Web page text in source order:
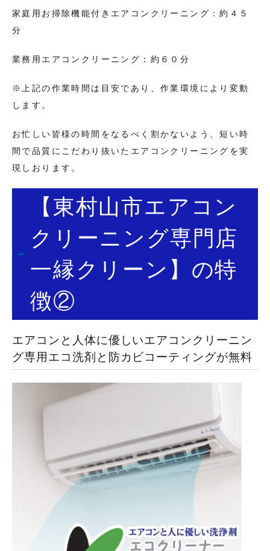
家庭用お掃除機能付きエアコンクリーニング：約４５
分
業務用エアコンクリーニング：約６０分
※上記の作業時間は目安であり、作業環境により変動
します。
お忙しい皆様の時間をなるべく割かないよう、短い時
間で品質にこだわり抜いたエアコンクリーニングを実
現しおります。
【東村山市エアコン
クリーニング専門店
一縁クリーン】の特
徴②
エアコンと人体に優しいエアコンクリーニン
グ専用エコ洗剤と防カビコーティングが無料